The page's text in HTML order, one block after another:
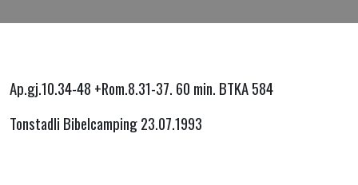
også er
oppstått."
Ap.gj.10.34-48 +Rom.8.31-37. 60 min. BTKA 584
Tonstadli Bibelcamping 23.07.1993